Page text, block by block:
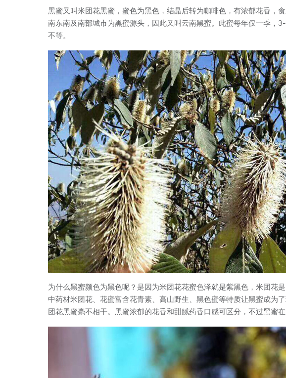
黑蜜又叫米团花黑蜜，蜜色为黑色，结晶后转为咖啡色，有浓郁花香，
南东南及南部城市为黑蜜源头，因此又叫云南黑蜜。此蜜每年仅一季
不等。
为什么黑蜜颜色为黑色呢？是因为米团花花蜜色泽就是紫黑色，米团花
中药材米团花、花蜜富含花青素、高山野生、黑色蜜等特质让黑蜜成为
团花黑蜜毫不相干。黑蜜浓郁的花香和甜腻药香口感可区分，不过黑蜜